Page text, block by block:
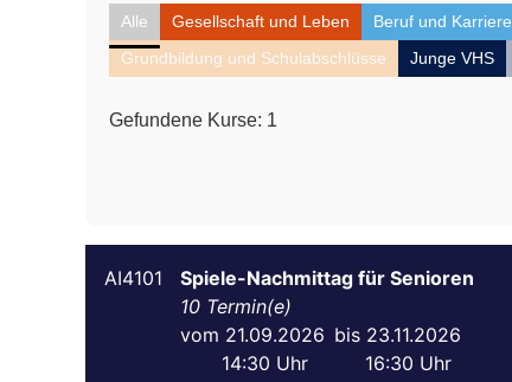
Alle Gesellschaft und Leben Beruf und Karriere
Grundbildung und Schulabschlüsse
Junge VHS
Gefundene Kurse: 1
Spiele-Nachmittag für Senioren
AI4101
10
21.09.2026
14:30
23.11.2026
16:30